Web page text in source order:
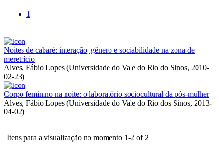
1
Noites de cabaré: interação, gênero e sociabilidade na zona de
meretrício
Alves, Fábio Lopes (Universidade do Vale do Rio do Sinos, 2010-
02-23)
Corpo feminino na noite: o laboratório sociocultural da pós-mulher
Alves, Fábio Lopes (Universidade do Vale do Rio dos Sinos, 2013-
04-02)
Itens para a visualização no momento 1-2 of 2